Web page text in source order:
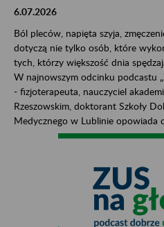
6.07.2026
Ból pleców, napięta szyja,
dotyczą nie tylko osób, które
tych, którzy większość dnia
W najnowszym odcinku podcastu
- fizjoterapeuta, nauczyciel
Rzeszowskim, doktorant Szkoły
Medycznego w Lublinie opowiada